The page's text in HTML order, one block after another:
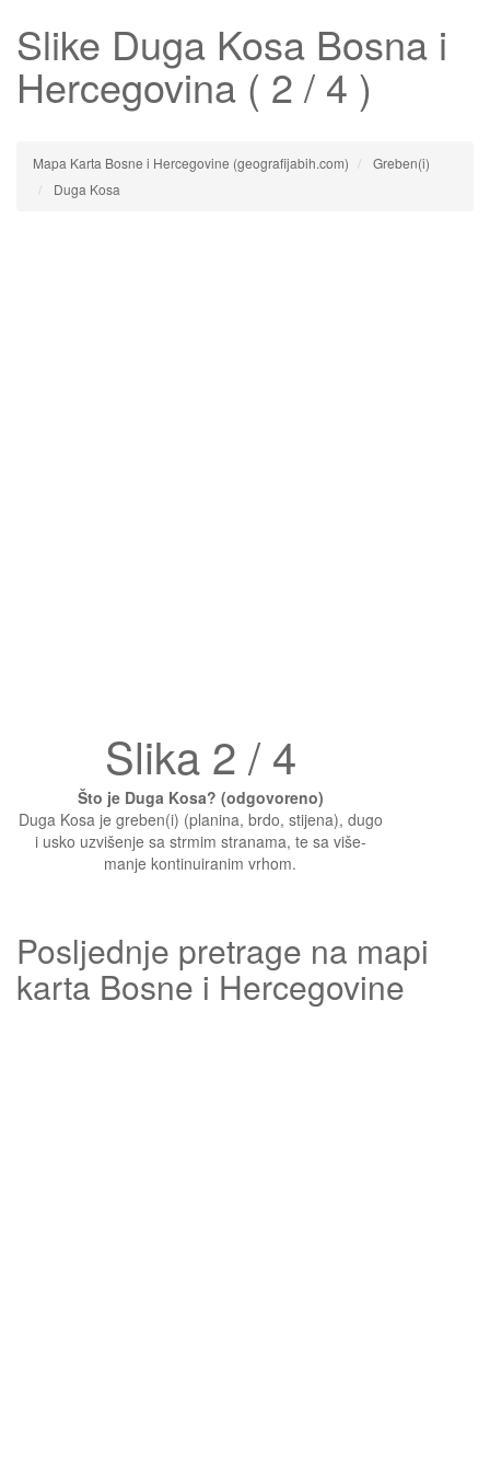
Slike Duga Kosa Bosna i
Hercegovina ( 2 / 4 )
Mapa Karta Bosne i Hercegovine (geografijabih.com)
Greben(i)
Duga Kosa
Slika 2 / 4
Što je Duga Kosa? (odgovoreno)
Duga Kosa je greben(i) (planina, brdo, stijena), dugo
i usko uzvišenje sa strmim stranama, te sa više-
manje kontinuiranim vrhom.
Posljednje pretrage na mapi
karta Bosne i Hercegovine